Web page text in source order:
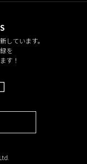
しています。
を
す！